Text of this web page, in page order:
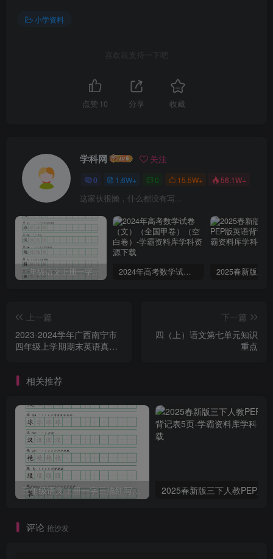
小学资料
喜欢就支持一下吧
点赞 10 分享 收藏
学科网 关注
0 1.6W+ 0 15.5W+ 56.1W+
这家伙很懒，什么都没有写...
三年级语文上册一字三描红写字表字帖 2024年高考数学试卷（文）（全国甲卷）（空白卷）
上一篇
2023-2024学年广西南宁市
四年级上学期期末英语真题
下一篇
四（上）语文第七单元知识
重点
相关推荐
三年级语文上册一字三描红写字表字帖
评论 抢沙发